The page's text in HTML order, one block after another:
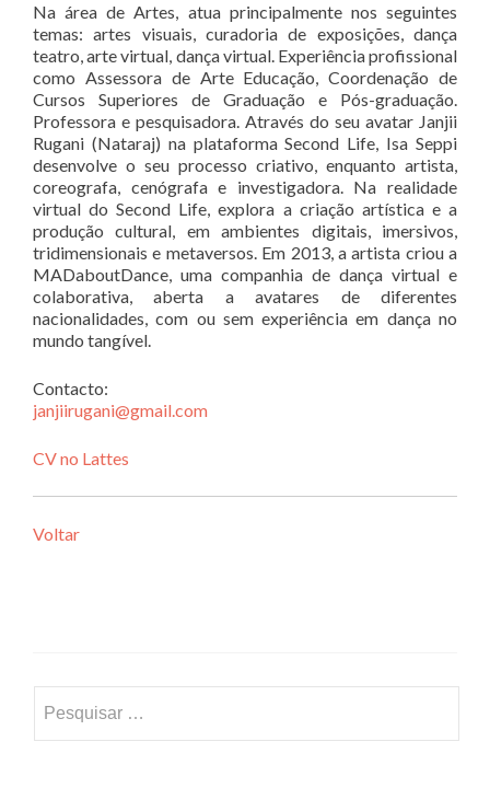
Na área de Artes, atua principalmente nos seguintes
temas: artes visuais, curadoria de exposições, dança
teatro, arte virtual, dança virtual. Experiência profissional
como Assessora de Arte Educação, Coordenação de
Cursos Superiores de Graduação e Pós-graduação.
Professora e pesquisadora. Através do seu avatar Janjii
Rugani (Nataraj) na plataforma Second Life, Isa Seppi
desenvolve o seu processo criativo, enquanto artista,
coreografa, cenógrafa e investigadora. Na realidade
virtual do Second Life, explora a criação artística e a
produção cultural, em ambientes digitais, imersivos,
tridimensionais e metaversos. Em 2013, a artista criou a
MADaboutDance, uma companhia de dança virtual e
colaborativa, aberta a avatares de diferentes
nacionalidades, com ou sem experiência em dança no
mundo tangível.
Contacto:
janjiirugani@gmail.com
CV no Lattes
Voltar
por: